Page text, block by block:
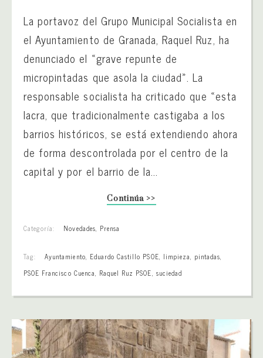
La portavoz del Grupo Municipal Socialista en
el Ayuntamiento de Granada, Raquel Ruz, ha
denunciado el «grave repunte de
micropintadas que asola la ciudad». La
responsable socialista ha criticado que «esta
lacra, que tradicionalmente castigaba a los
barrios históricos, se está extendiendo ahora
de forma descontrolada por el centro de la
capital y por el barrio de la...
Continúa >>
Categoría: Novedades, Prensa
Tag: Ayuntamiento, Eduardo Castillo PSOE, limpieza, pintadas,
PSOE Francisco Cuenca, Raquel Ruz PSOE, suciedad